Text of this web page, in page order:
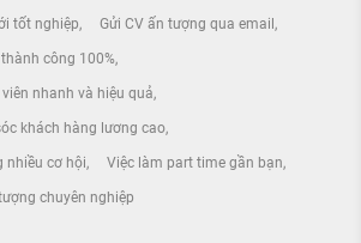
tốt nghiệp Gửi CV ấn tượng qua email
công 100%
nhanh và hiệu quả
khách hàng lương cao
nhiều cơ hội Việc làm part time gần bạn
chuyên nghiệp